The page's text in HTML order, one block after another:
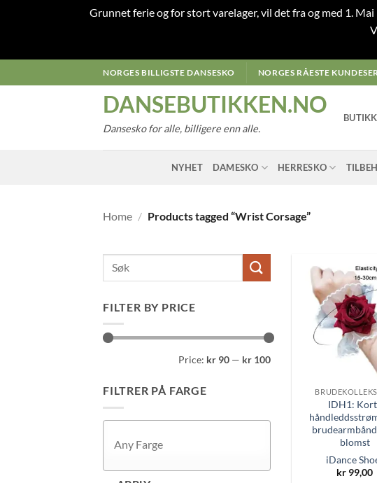
Grunnet ferie og for stort varelager, vil det fra og med 1.
to
NORGES BILLIGSTE DANSESKO NORGES RÅESTE
DANSEBUTIKKEN.NO
Dansesko for alle, billigere enn alle.
BUTIKK
NYHET DAMESKO HERRESKO
Home / Products tagged “Wrist Corsage”
FILTER BY PRICE
Price: kr 90 — kr 100
FILTRER PÅ FARGE
IDH1:
blomst
iDance
kr 99,00